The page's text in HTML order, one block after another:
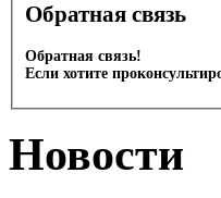
Обратная связь
Обратная связь!
Если хотите
Новости